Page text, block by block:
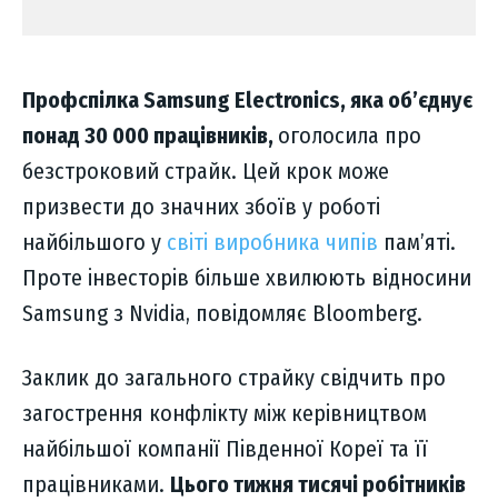
Профспілка Samsung Electronics, яка об’єднує
понад 30 000 працівників, оголосила про
безстроковий страйк. Цей крок може
призвести до значних збоїв у роботі
найбільшого у світі виробника чипів пам’яті.
Проте інвесторів більше хвилюють відносини
Samsung з Nvidia, повідомляє Bloomberg.
Заклик до загального страйку свідчить про
загострення конфлікту між керівництвом
найбільшої компанії Південної Кореї та її
працівниками. Цього тижня тисячі робітників